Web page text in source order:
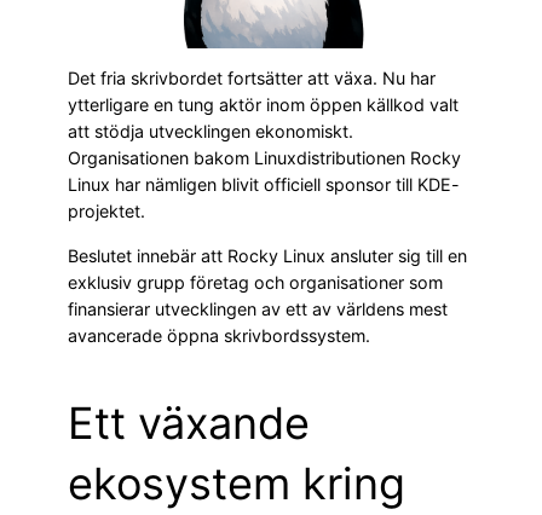
Det fria skrivbordet fortsätter att växa. Nu har
ytterligare en tung aktör inom öppen källkod valt
att stödja utvecklingen ekonomiskt.
Organisationen bakom Linuxdistributionen Rocky
Linux har nämligen blivit officiell sponsor till KDE-
projektet.
Beslutet innebär att Rocky Linux ansluter sig till en
exklusiv grupp företag och organisationer som
finansierar utvecklingen av ett av världens mest
avancerade öppna skrivbordssystem.
Ett växande
ekosystem kring